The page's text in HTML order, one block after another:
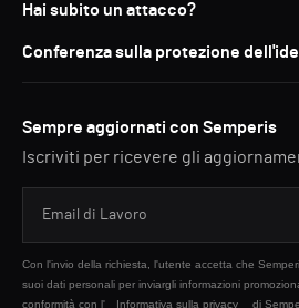
Hai subito un attacco?
Conferenza sulla protezione
Sempre aggiornati con Semperis
Iscriviti per ricevere gli
Con l'invio della richiesta, l'utente accetta che
suoi dati personali per inviargli informazioni
conformità con l'
Informativa sulla privacy di